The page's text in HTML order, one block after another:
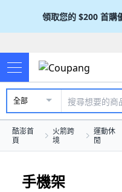
領取您的 $200 首購
全部
酷澎首
頁
火箭跨
境
運動休
閒
手機架